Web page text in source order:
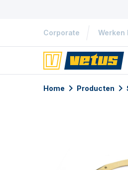
Corporate Werken
Home Producten